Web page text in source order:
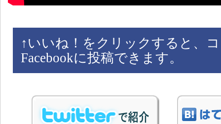
↑ いいね！をクリックすると、
Facebookに投稿できます。